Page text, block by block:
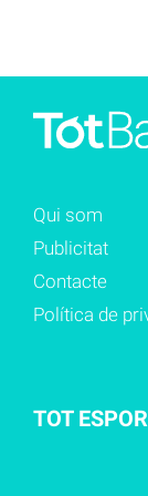
Qui som
Publicitat
Contacte
Política de
TOT